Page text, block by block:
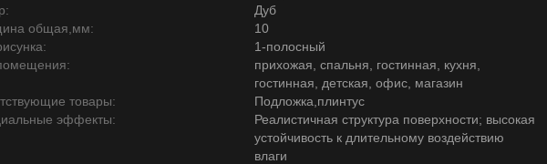
Дуб
общая,мм:
10
1-полосный
прихожая, спальня, гостинная, кухня,
гостинная, детская, офис, магазин
товары:
Подложка,плинтус
эффекты:
Реалистичная структура поверхности; высокая
устойчивость к длительному воздействию
влаги